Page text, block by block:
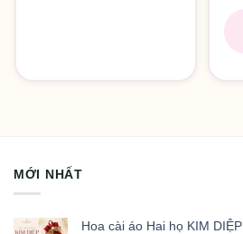
MỚI NHẤT
Hoa cài áo Hai họ KIM DIỆP